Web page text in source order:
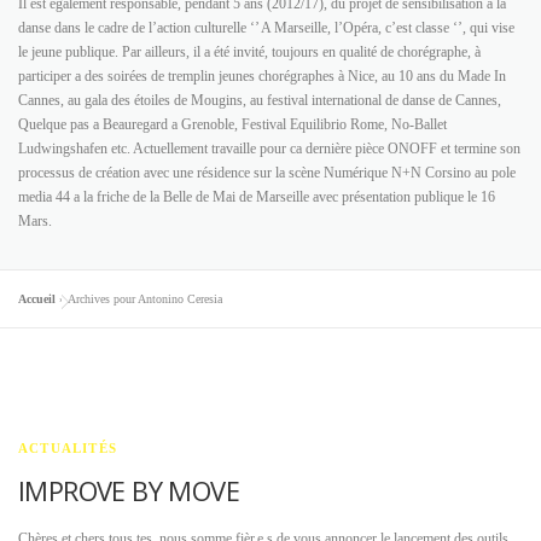
danse dans le cadre de l’action culturelle ‘’ A Marseille, l’Opéra, c’est classe ‘’, qui vise
le jeune publique. Par ailleurs, il a été invité, toujours en qualité de chorégraphe, à
participer a des soirées de tremplin jeunes chorégraphes à Nice, au 10 ans du Made In
Cannes, au gala des étoiles de Mougins, au festival international de danse de Cannes,
Quelque pas a Beauregard a Grenoble, Festival Equilibrio Rome, No-Ballet
Ludwingshafen etc. Actuellement travaille pour ca dernière pièce ONOFF et termine son
processus de création avec une résidence sur la scène Numérique N+N Corsino au pole
media 44 a la friche de la Belle de Mai de Marseille avec présentation publique le 16
Mars.
Accueil »Archives pour Antonino Ceresia
ACTUALITÉS
IMPROVE BY MOVE